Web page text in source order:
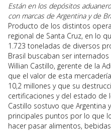
Están en los depósitos
con marcas de Argentina y de
Producto de los distintos
regional de Santa Cruz, en lo
1.723 toneladas de diversos
Brasil buscaban ser internados
Willian Castillo, gerente de la
que el valor de esta
10,2 millones y que su
certificaciones y del estado de
Castillo sostuvo que Argentina
principales puntos por lo que
hacer pasar alimentos,